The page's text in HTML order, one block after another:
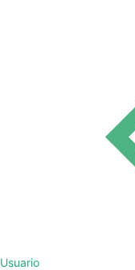
Usuario